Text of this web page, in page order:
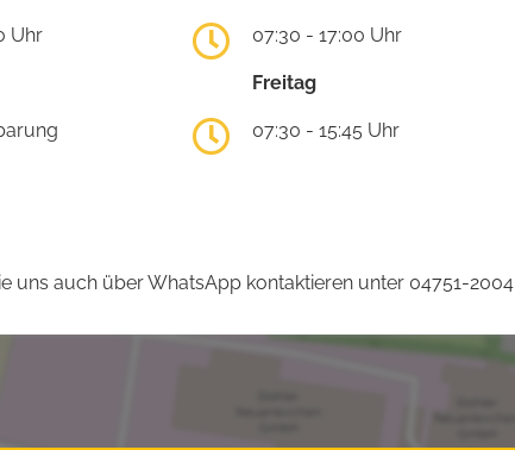
Uhr 07:30 - 17:00 Uhr
Freitag
07:30 - 15:45 Uhr
uns auch über WhatsApp kontaktieren unter 04751-2004